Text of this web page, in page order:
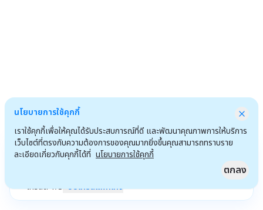
เครดิต1/3 อัปเกรดแพ็กเกจ
นโยบายการใช้คุกกี้
เราใช้คุกกี้เพื่อให้คุณได้รับประสบการณ์ที่ดี และพัฒนาคุณภาพการให้บริการ
เว็บไซต์ที่ตรงกับความต้องการของคุณมากยิ่งขึ้นคุณสามารถทราบราย
ละเอียดเกี่ยวกับคุกกี้ได้ที่ นโยบายการใช้คุกกี้
ตกลง